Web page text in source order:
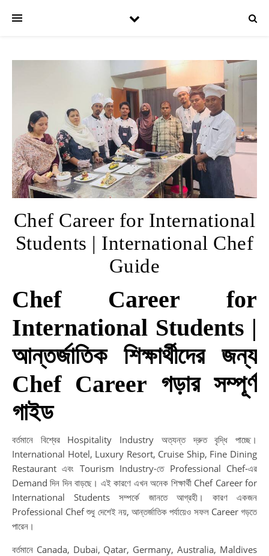
Chef Career for International
Students | International Chef
Guide
Chef Career for
International Students |
আন্তর্জাতিক শিক্ষার্থীদের জন্য
Chef Career গড়ার সম্পূর্ণ
গাইড
বর্তমানে বিশ্বের Hospitality Industry অত্যন্ত দ্রুত বৃদ্ধি পাচ্ছে।
International Hotel, Luxury Resort, Cruise Ship, Fine Dining
Restaurant এবং Tourism Industry-তে Professional Chef-এর
Demand দিন দিন বাড়ছে। এই কারণে এখন অনেক শিক্ষার্থী Chef Career for
International Students সম্পর্কে জানতে আগ্রহী। কারণ একজন
Professional Chef শুধু দেশেই নয়, আন্তর্জাতিক পর্যায়েও সফল Career গড়তে
পারেন।
বর্তমানে Canada, Dubai, Qatar, Germany, Australia, Maldives